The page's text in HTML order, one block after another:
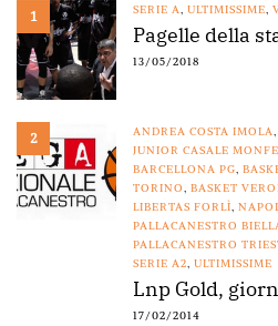
1 SERIE A, ULTIMISSIME,
Pagelle della
13/05/2018
2 ANDREA COSTA IMOLA,
JUNIOR CASALE
BARCELLONA PG,
TORINO, BASKET
LIBERTAS FORLÌ,
PALLACANESTRO
PALLACANESTRO
SERIE A2, ULTIMISSIME
Lnp Gold,
17/02/2014